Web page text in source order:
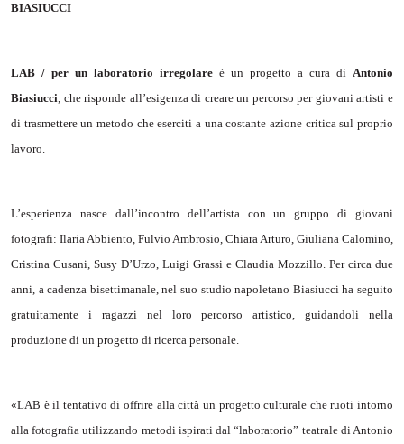
BIASIUCCI
LAB / per un laboratorio irregolare è un progetto a cura di Antonio
Biasiucci, che risponde all’esigenza di creare un percorso per giovani artisti e
di trasmettere un metodo che eserciti a una costante azione critica sul proprio
lavoro.
L’esperienza nasce dall’incontro dell’artista con un gruppo di giovani
fotografi: Ilaria Abbiento, Fulvio Ambrosio, Chiara Arturo, Giuliana Calomino,
Cristina Cusani, Susy D’Urzo, Luigi Grassi e Claudia Mozzillo. Per circa due
anni, a cadenza bisettimanale, nel suo studio napoletano Biasiucci ha seguito
gratuitamente i ragazzi nel loro percorso artistico, guidandoli nella
produzione di un progetto di ricerca personale.
«LAB è il tentativo di offrire alla città un progetto culturale che ruoti intorno
alla fotografia utilizzando metodi ispirati dal “laboratorio” teatrale di Antonio